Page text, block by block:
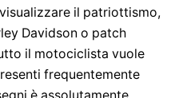
il patriottismo,
Davidson o patch
il motociclista vuole
frequentemente